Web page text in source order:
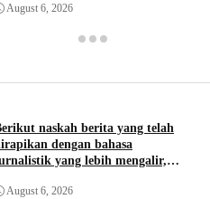
August 6, 2026
naskah berita yang telah
dengan bahasa
yang lebih mengalir,
August 6, 2026